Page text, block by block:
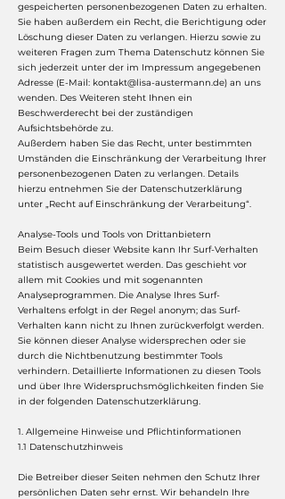
gespeicherten personenbezogenen Daten zu erhalten.
Sie haben außerdem ein Recht, die Berichtigung oder
Löschung dieser Daten zu verlangen. Hierzu sowie zu
weiteren Fragen zum Thema Datenschutz können Sie
sich jederzeit unter der im Impressum angegebenen
Adresse (E-Mail: kontakt@lisa-austermann.de) an uns
wenden. Des Weiteren steht Ihnen ein
Beschwerderecht bei der zuständigen
Aufsichtsbehörde zu.
Außerdem haben Sie das Recht, unter bestimmten
Umständen die Einschränkung der Verarbeitung Ihrer
personenbezogenen Daten zu verlangen. Details
hierzu entnehmen Sie der Datenschutzerklärung
unter „Recht auf Einschränkung der Verarbeitung“.
Analyse-Tools und Tools von Drittanbietern
Beim Besuch dieser Website kann Ihr Surf-Verhalten
statistisch ausgewertet werden. Das geschieht vor
allem mit Cookies und mit sogenannten
Analyseprogrammen. Die Analyse Ihres Surf-
Verhaltens erfolgt in der Regel anonym; das Surf-
Verhalten kann nicht zu Ihnen zurückverfolgt werden.
Sie können dieser Analyse widersprechen oder sie
durch die Nichtbenutzung bestimmter Tools
verhindern. Detaillierte Informationen zu diesen Tools
und über Ihre Widerspruchsmöglichkeiten finden Sie
in der folgenden Datenschutzerklärung.
1. Allgemeine Hinweise und Pflichtinformationen
1.1 Datenschutzhinweis
Die Betreiber dieser Seiten nehmen den Schutz Ihrer
persönlichen Daten sehr ernst. Wir behandeln Ihre